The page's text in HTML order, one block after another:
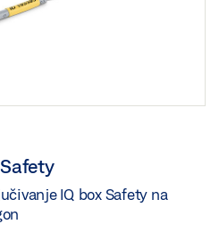
IQ box Safety na